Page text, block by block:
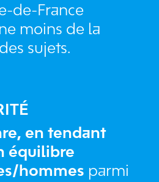
de-France
moins de la
sujets.
en tendant
équilibre
hommes parmi